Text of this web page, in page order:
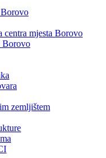
centra mjesta Borovo
Borovo
zemljištem